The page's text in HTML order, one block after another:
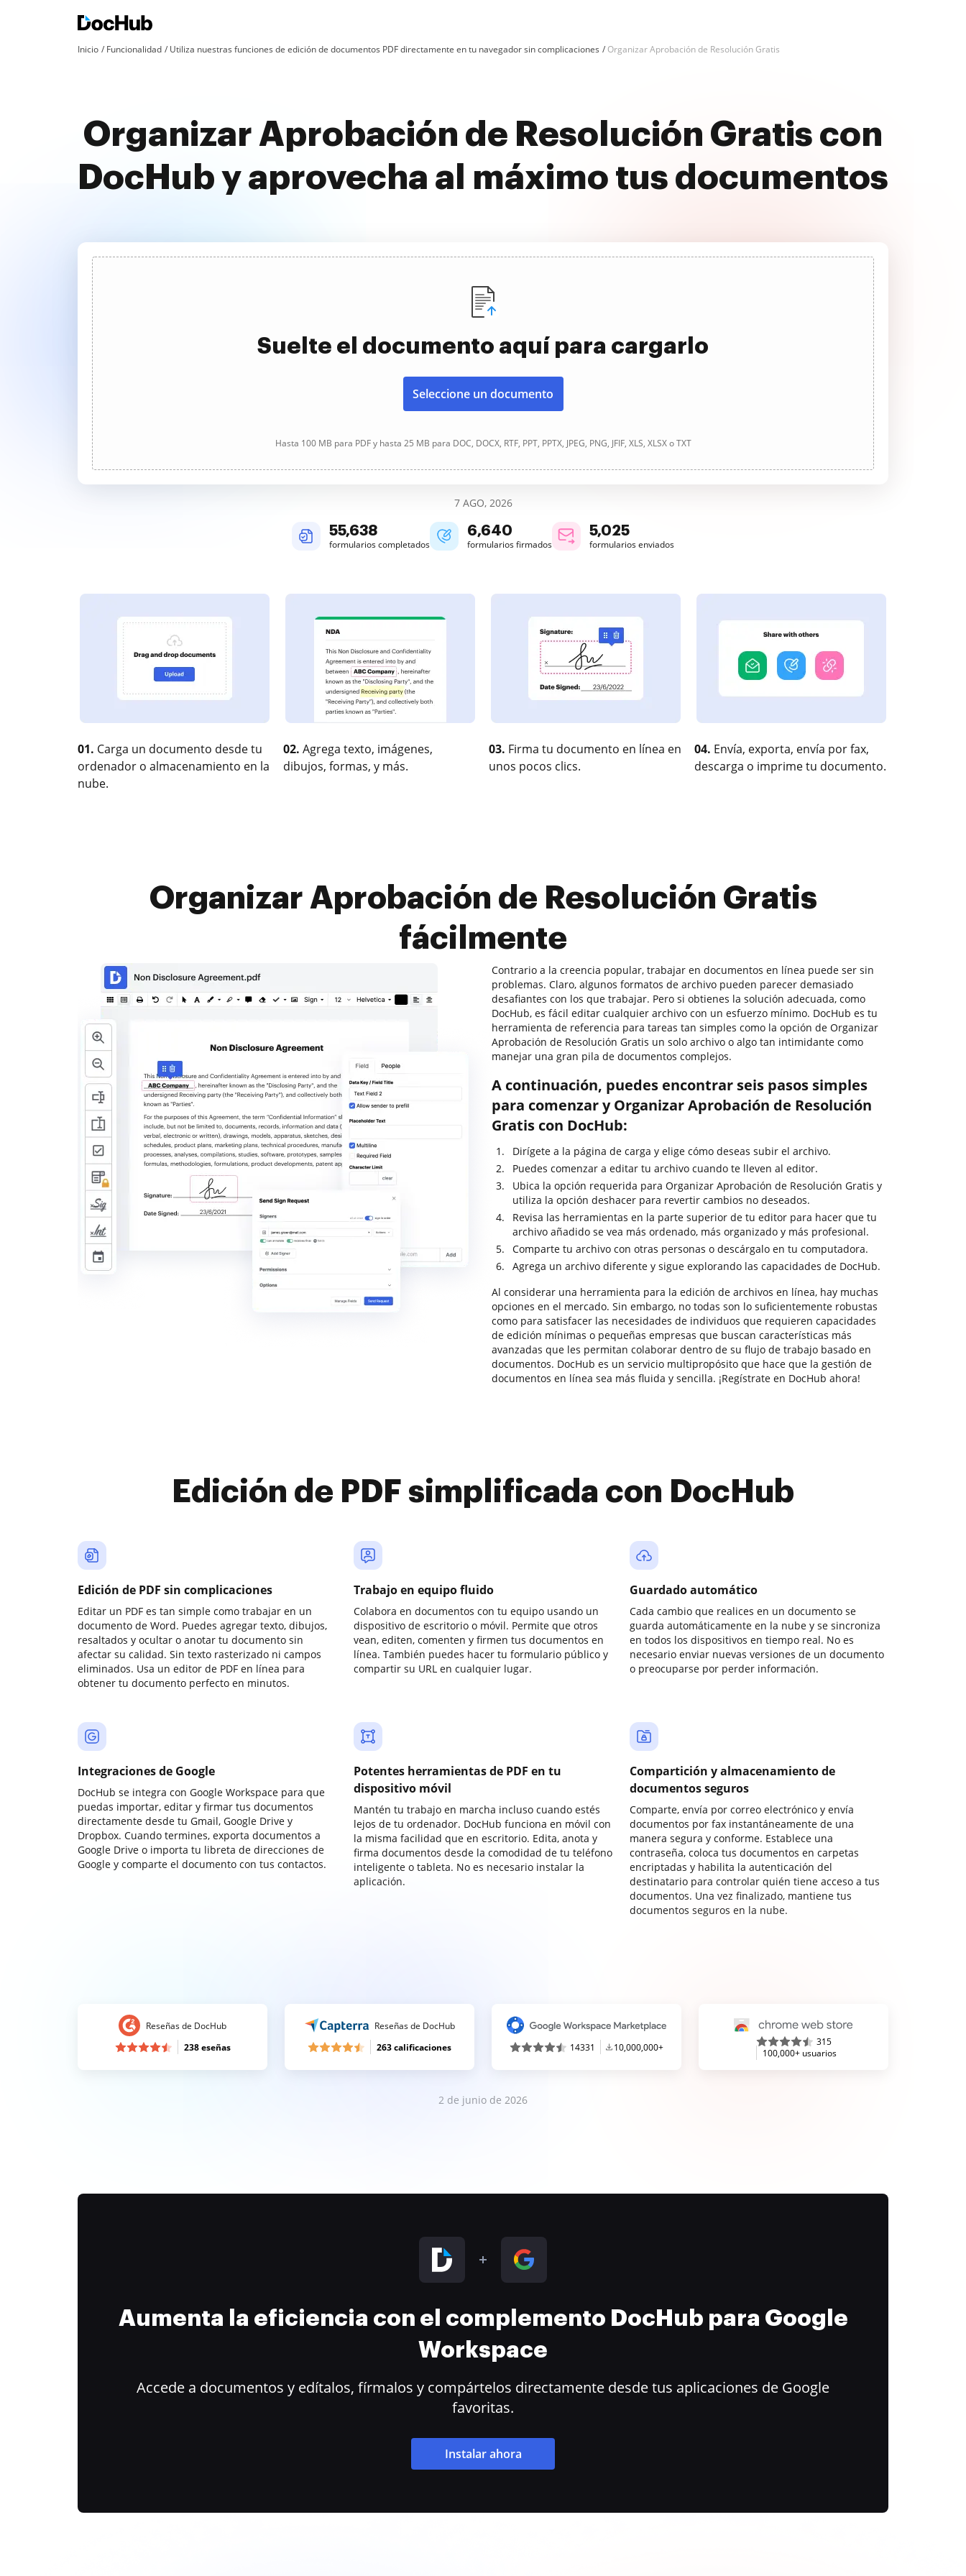
Inicio Funcionalidad Utiliza nuestras funciones de edición de documentos PDF directamente en tu navegador sin complicaciones Organizar Aprobación de Resolución Gratis
Organizar Aprobación de Resolución Gratis con
DocHub y aprovecha al máximo tus documentos
Suelte el documento aquí para cargarlo
Seleccione un documento
Hasta 100 MB para PDF y hasta 25 MB para DOC, DOCX, RTF, PPT, PPTX, JPEG, PNG, JFIF, XLS, XLSX o TXT
7 AGO, 2026
55,638
formularios completados
6,640
formularios firmados
5,025
formularios enviados
01. Carga un documento desde tu
ordenador o almacenamiento en la
nube.
02. Agrega texto, imágenes,
dibujos, formas, y más.
03. Firma tu documento en línea en
unos pocos clics.
04. Envía, exporta, envía por fax,
descarga o imprime tu documento.
Organizar Aprobación de Resolución Gratis
fácilmente
Contrario a la creencia popular, trabajar en documentos en línea puede ser sin
problemas. Claro, algunos formatos de archivo pueden parecer demasiado
desafiantes con los que trabajar. Pero si obtienes la solución adecuada, como
DocHub, es fácil editar cualquier archivo con un esfuerzo mínimo. DocHub es tu
herramienta de referencia para tareas tan simples como la opción de Organizar
Aprobación de Resolución Gratis un solo archivo o algo tan intimidante como
manejar una gran pila de documentos complejos.
A continuación, puedes encontrar seis pasos simples
para comenzar y Organizar Aprobación de Resolución
Gratis con DocHub:
Dirígete a la página de carga y elige cómo deseas subir el archivo.
Puedes comenzar a editar tu archivo cuando te lleven al editor.
Ubica la opción requerida para Organizar Aprobación de Resolución Gratis y
utiliza la opción deshacer para revertir cambios no deseados.
Revisa las herramientas en la parte superior de tu editor para hacer que tu
archivo añadido se vea más ordenado, más organizado y más profesional.
Comparte tu archivo con otras personas o descárgalo en tu computadora.
Agrega un archivo diferente y sigue explorando las capacidades de DocHub.
Al considerar una herramienta para la edición de archivos en línea, hay muchas
opciones en el mercado. Sin embargo, no todas son lo suficientemente robustas
como para satisfacer las necesidades de individuos que requieren capacidades
de edición mínimas o pequeñas empresas que buscan características más
avanzadas que les permitan colaborar dentro de su flujo de trabajo basado en
documentos. DocHub es un servicio multipropósito que hace que la gestión de
documentos en línea sea más fluida y sencilla. ¡Regístrate en DocHub ahora!
Edición de PDF simplificada con DocHub
Edición de PDF sin complicaciones
Editar un PDF es tan simple como trabajar en un
documento de Word. Puedes agregar texto, dibujos,
resaltados y ocultar o anotar tu documento sin
afectar su calidad. Sin texto rasterizado ni campos
eliminados. Usa un editor de PDF en línea para
obtener tu documento perfecto en minutos.
Trabajo en equipo fluido
Colabora en documentos con tu equipo usando un
dispositivo de escritorio o móvil. Permite que otros
vean, editen, comenten y firmen tus documentos en
línea. También puedes hacer tu formulario público y
compartir su URL en cualquier lugar.
Guardado automático
Cada cambio que realices en un documento se
guarda automáticamente en la nube y se sincroniza
en todos los dispositivos en tiempo real. No es
necesario enviar nuevas versiones de un documento
o preocuparse por perder información.
Integraciones de Google
DocHub se integra con Google Workspace para que
puedas importar, editar y firmar tus documentos
directamente desde tu Gmail, Google Drive y
Dropbox. Cuando termines, exporta documentos a
Google Drive o importa tu libreta de direcciones de
Google y comparte el documento con tus contactos.
Potentes herramientas de PDF en tu
dispositivo móvil
Mantén tu trabajo en marcha incluso cuando estés
lejos de tu ordenador. DocHub funciona en móvil con
la misma facilidad que en escritorio. Edita, anota y
firma documentos desde la comodidad de tu teléfono
inteligente o tableta. No es necesario instalar la
aplicación.
Compartición y almacenamiento de
documentos seguros
Comparte, envía por correo electrónico y envía
documentos por fax instantáneamente de una
manera segura y conforme. Establece una
contraseña, coloca tus documentos en carpetas
encriptadas y habilita la autenticación del
destinatario para controlar quién tiene acceso a tus
documentos. Una vez finalizado, mantiene tus
documentos seguros en la nube.
Reseñas de DocHub
238 eseñas
Reseñas de DocHub
263 calificaciones
14331 10,000,000+
315
100,000+ usuarios
2 de junio de 2026
Aumenta la eficiencia con el complemento DocHub para Google
Workspace
Accede a documentos y edítalos, fírmalos y compártelos directamente desde tus aplicaciones de Google
favoritas.
Instalar ahora